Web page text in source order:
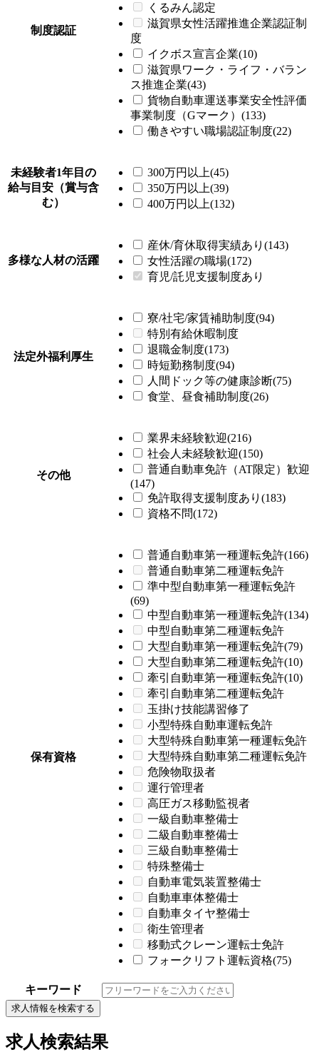
制度認証
くるみん認定
滋賀県女性活躍推進企業認証制
度
イクボス宣言企業(10)
滋賀県ワーク・ライフ・バラン
ス推進企業(43)
貨物自動車運送事業安全性評価
事業制度（Gマーク）(133)
働きやすい職場認証制度(22)
未経験者1年目の
給与目安（賞与含
む）
300万円以上(45)
350万円以上(39)
400万円以上(132)
多様な人材の活躍
産休/育休取得実績あり(143)
女性活躍の職場(172)
育児/託児支援制度あり
法定外福利厚生
寮/社宅/家賃補助制度(94)
特別有給休暇制度
退職金制度(173)
時短勤務制度(94)
人間ドック等の健康診断(75)
食堂、昼食補助制度(26)
その他
業界未経験歓迎(216)
社会人未経験歓迎(150)
普通自動車免許（AT限定）歓迎
(147)
免許取得支援制度あり(183)
資格不問(172)
保有資格
普通自動車第一種運転免許(166)
普通自動車第二種運転免許
準中型自動車第一種運転免許
(69)
中型自動車第一種運転免許(134)
中型自動車第二種運転免許
大型自動車第一種運転免許(79)
大型自動車第二種運転免許(10)
牽引自動車第一種運転免許(10)
牽引自動車第二種運転免許
玉掛け技能講習修了
小型特殊自動車運転免許
大型特殊自動車第一種運転免許
大型特殊自動車第二種運転免許
危険物取扱者
運行管理者
高圧ガス移動監視者
一級自動車整備士
二級自動車整備士
三級自動車整備士
特殊整備士
自動車電気装置整備士
自動車車体整備士
自動車タイヤ整備士
衛生管理者
移動式クレーン運転士免許
フォークリフト運転資格(75)
キーワード
求人情報を検索する
求人検索結果